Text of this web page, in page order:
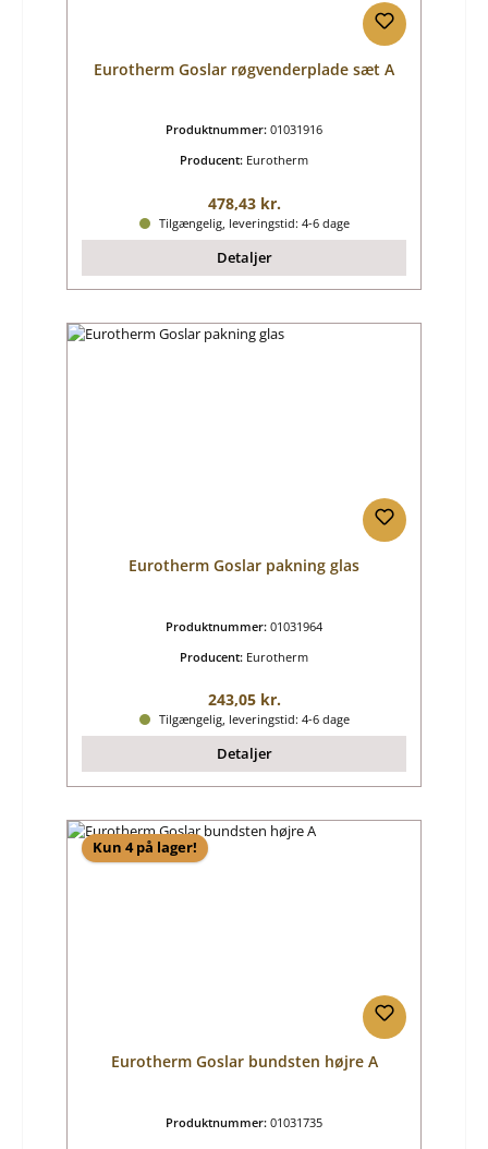
Eurotherm Goslar røgvenderplade sæt A
Produktnummer: 01031916
Producent: Eurotherm
Almindelig pris:
478,43 kr.
Tilgængelig, leveringstid: 4-6 dage
Detaljer
Eurotherm Goslar pakning glas
Produktnummer: 01031964
Producent: Eurotherm
Almindelig pris:
243,05 kr.
Tilgængelig, leveringstid: 4-6 dage
Detaljer
Kun 4 på lager!
Eurotherm Goslar bundsten højre A
Produktnummer: 01031735